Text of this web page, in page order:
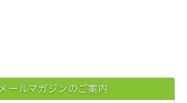
メールマガジンのご案内